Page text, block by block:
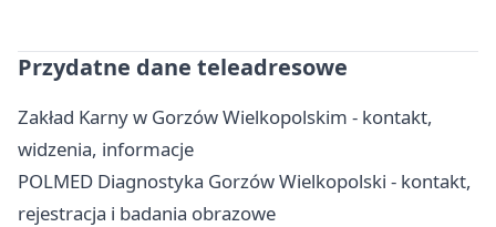
Przydatne dane teleadresowe
Zakład Karny w Gorzów Wielkopolskim - kontakt,
widzenia, informacje
POLMED Diagnostyka Gorzów Wielkopolski - kontakt,
rejestracja i badania obrazowe